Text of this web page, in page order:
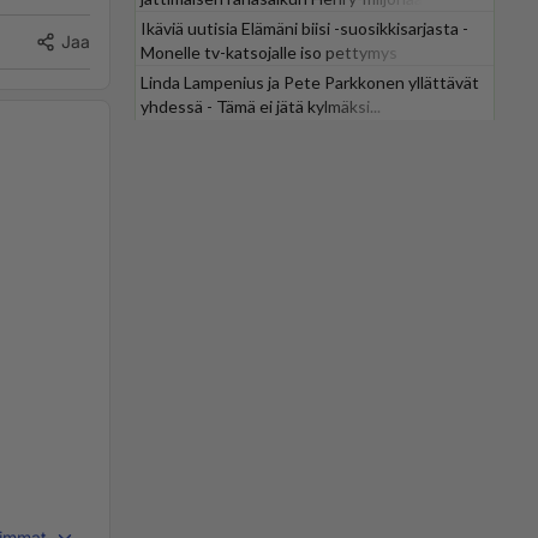
Jaa
Ikäviä uutisia Elämäni biisi -suosikkisarjasta -
Monelle tv-katsojalle iso pettymys
Linda Lampenius ja Pete Parkkonen yllättävät
yhdessä - Tämä ei jätä kylmäksi...